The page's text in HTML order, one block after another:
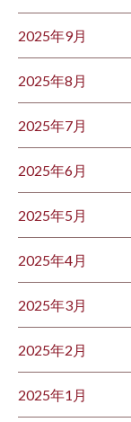
2025年9月
2025年8月
2025年7月
2025年6月
2025年5月
2025年4月
2025年3月
2025年2月
2025年1月